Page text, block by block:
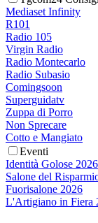
Mediaset Infinity
R101
Radio 105
Virgin Radio
Radio Montecarlo
Radio Subasio
Comingsoon
Superguidatv
Zuppa di Porro
Non Sprecare
Cotto e Mangiato
Eventi
Identità Golose 2026
Salone del
Fuorisalone 2026
L'Artigiano in Fiera